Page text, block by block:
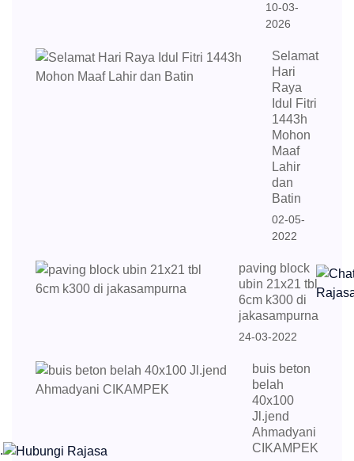
10-03-
2026
Selamat
Hari
Raya
Idul Fitri
1443h
Mohon
Maaf
Lahir
dan
Batin
02-05-
2022
paving block
ubin 21x21 tbl
6cm k300 di
jakasampurna
24-03-2022
buis beton
belah
40x100
Jl.jend
Ahmadyani
CIKAMPEK
.